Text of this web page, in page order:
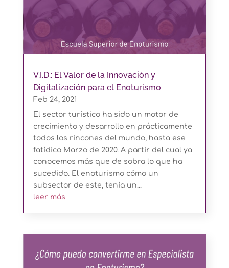
V.I.D.: El Valor de la Innovación y
Digitalización para el Enoturismo
Feb 24, 2021
El sector turístico ha sido un motor de
crecimiento y desarrollo en prácticamente
todos los rincones del mundo, hasta ese
fatídico Marzo de 2020. A partir del cual ya
conocemos más que de sobra lo que ha
sucedido. El enoturismo cómo un
subsector de este, tenía un...
leer más